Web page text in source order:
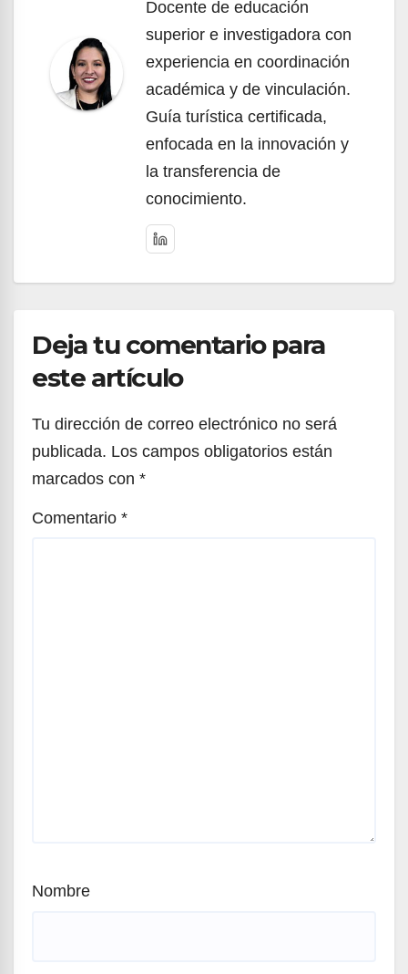
Docente de educación
superior e investigadora con
experiencia en coordinación
académica y de vinculación.
Guía turística certificada,
enfocada en la innovación y
la transferencia de
conocimiento.
Deja tu comentario para
este artículo
Tu dirección de correo electrónico no será
publicada. Los campos obligatorios están
marcados con *
Comentario *
Nombre